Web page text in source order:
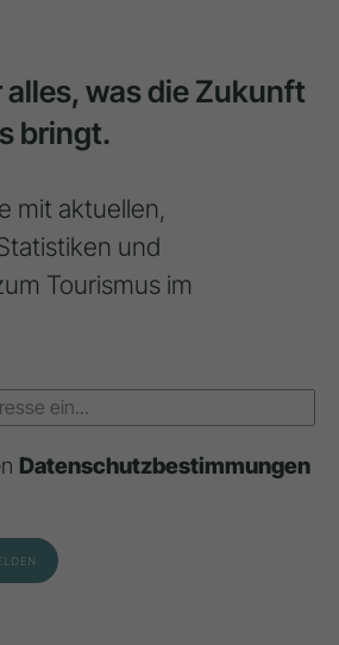
alles, was die Zukunft
bringt.
mit aktuellen,
und
Tourismus im
Datenschutzbestimmungen